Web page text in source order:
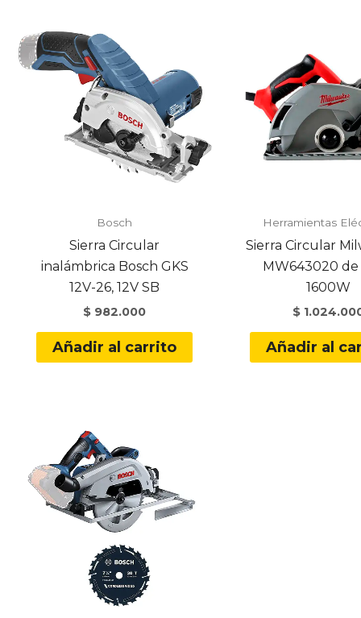
Bosch
Sierra Circular
inalámbrica Bosch GKS
12V-26, 12V SB
$ 982.000
Añadir al carrito
Herramientas
Sierra Circular
MW643020 de
1600W
$
Añadir al